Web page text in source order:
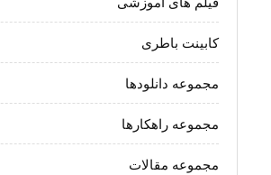
کابینت باطری
مجموعه دانلودها
مجموعه راهکارها
مجموعه مقالات